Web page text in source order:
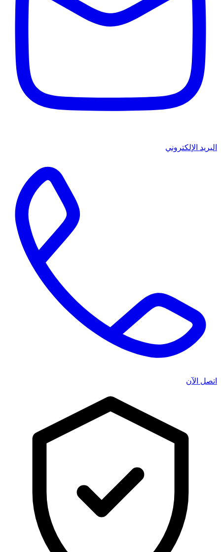
البريد الإلكتروني
اتصل الآن